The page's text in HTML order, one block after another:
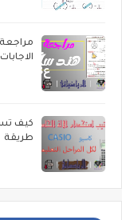
الاجابات
كيف
طريقة